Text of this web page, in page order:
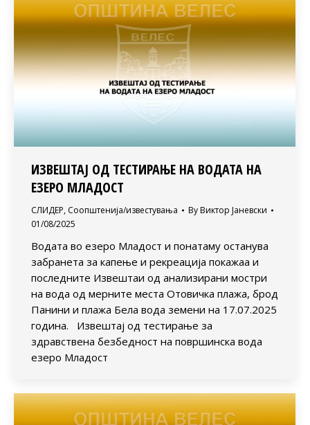
ИЗВЕШТАЈ ОД ТЕСТИРАЊЕ НА ВОДАТА НА
ЕЗЕРО МЛАДОСТ
СЛИДЕР, Соопштенија/известувања By Виктор Јаневски
01/08/2025
Водата во езеро Младост и понатаму останува
забранета за капење и рекреација покажаа и
последните Извештаи од анализирани мостри
на вода од мерните места Отовичка плажа, брод
Панини и плажа Бела вода земени на 17.07.2025
година. Извештај од тестирање за
здравствена безбедност на површинска вода
езеро Младост